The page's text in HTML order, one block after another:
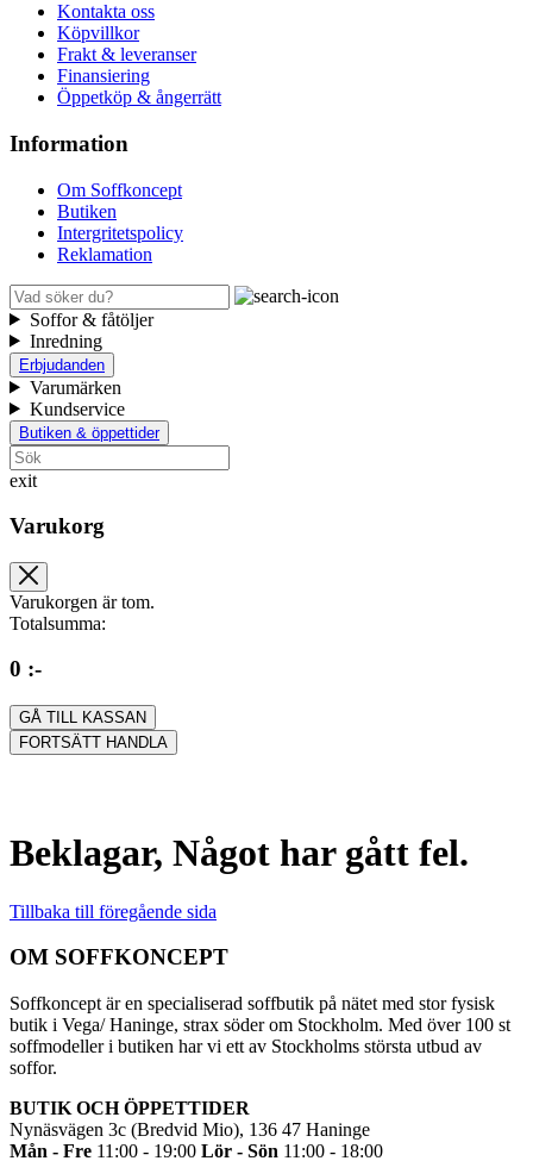
Kontakta oss
Köpvillkor
Frakt & leveranser
Finansiering
Öppetköp & ångerrätt
Information
Om Soffkoncept
Butiken
Intergritetspolicy
Reklamation
Soffor & fåtöljer
Inredning
Erbjudanden
Varumärken
Kundservice
Butiken & öppettider
exit
Varukorg
Varukorgen är tom.
Totalsumma:
0 :-
GÅ TILL KASSAN
FORTSÄTT HANDLA
Beklagar, Något har gått fel.
Tillbaka till föregående sida
OM SOFFKONCEPT
Soffkoncept är en specialiserad soffbutik på nätet med stor fysisk
butik i Vega/ Haninge, strax söder om Stockholm. Med över 100 st
soffmodeller i butiken har vi ett av Stockholms största utbud av
soffor.
BUTIK OCH ÖPPETTIDER
Nynäsvägen 3c (Bredvid Mio), 136 47 Haninge
Mån - Fre 11:00 - 19:00 Lör - Sön 11:00 - 18:00